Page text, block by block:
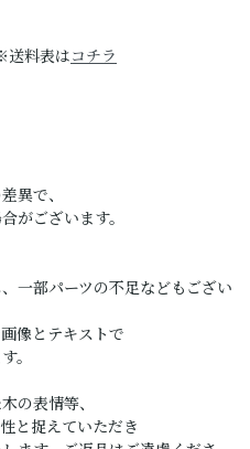
料表はコチラ
異で、
がございます。
一部パーツの不足などもござい
像とテキストで
。
の表情等、
と捉えていただき